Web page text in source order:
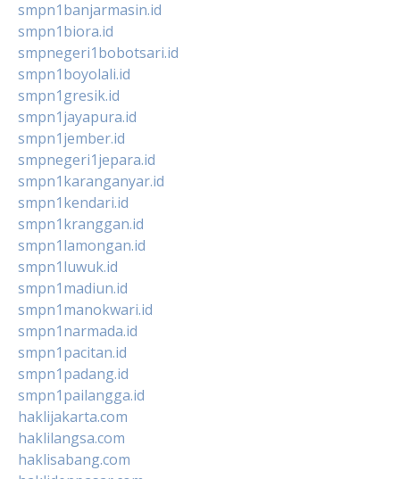
smpn1banjarmasin.id
smpn1biora.id
smpnegeri1bobotsari.id
smpn1boyolali.id
smpn1gresik.id
smpn1jayapura.id
smpn1jember.id
smpnegeri1jepara.id
smpn1karanganyar.id
smpn1kendari.id
smpn1kranggan.id
smpn1lamongan.id
smpn1luwuk.id
smpn1madiun.id
smpn1manokwari.id
smpn1narmada.id
smpn1pacitan.id
smpn1padang.id
smpn1pailangga.id
haklijakarta.com
haklilangsa.com
haklisabang.com